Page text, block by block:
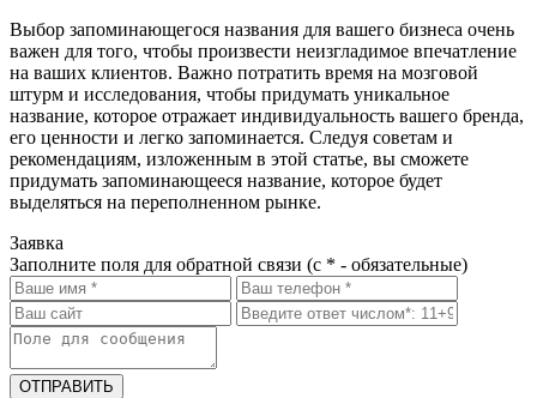
Выбор запоминающегося названия для вашего бизнеса очень
важен для того, чтобы произвести неизгладимое впечатление
на ваших клиентов. Важно потратить время на мозговой
штурм и исследования, чтобы придумать уникальное
название, которое отражает индивидуальность вашего бренда,
его ценности и легко запоминается. Следуя советам и
рекомендациям, изложенным в этой статье, вы сможете
придумать запоминающееся название, которое будет
выделяться на переполненном рынке.
Заявка
Заполните поля для обратной связи (с * - обязательные)
ОТПРАВИТЬ